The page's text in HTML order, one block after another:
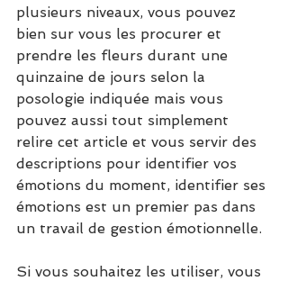
plusieurs niveaux, vous pouvez
bien sur vous les procurer et
prendre les fleurs durant une
quinzaine de jours selon la
posologie indiquée mais vous
pouvez aussi tout simplement
relire cet article et vous servir des
descriptions pour identifier vos
émotions du moment, identifier ses
émotions est un premier pas dans
un travail de gestion émotionnelle.
Si vous souhaitez les utiliser, vous